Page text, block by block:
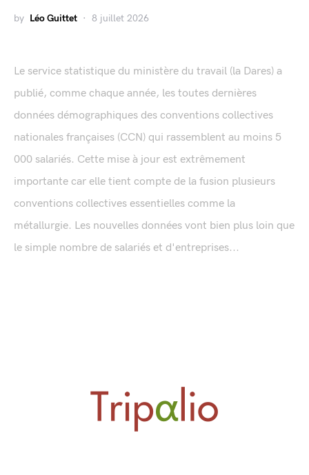
by Léo Guittet 8 juillet 2026
Le service statistique du ministère du travail (la Dares) a
publié, comme chaque année, les toutes dernières
données démographiques des conventions collectives
nationales françaises (CCN) qui rassemblent au moins 5
000 salariés. Cette mise à jour est extrêmement
importante car elle tient compte de la fusion plusieurs
conventions collectives essentielles comme la
métallurgie. Les nouvelles données vont bien plus loin que
le simple nombre de salariés et d'entreprises...